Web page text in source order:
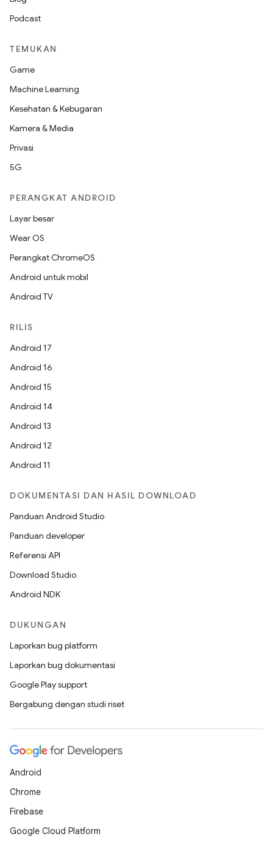
Podcast
TEMUKAN
Game
Machine Learning
Kesehatan & Kebugaran
Kamera & Media
Privasi
5G
PERANGKAT ANDROID
Layar besar
Wear OS
Perangkat ChromeOS
Android untuk mobil
Android TV
RILIS
Android 17
Android 16
Android 15
Android 14
Android 13
Android 12
Android 11
DOKUMENTASI DAN HASIL DOWNLOAD
Panduan Android Studio
Panduan developer
Referensi API
Download Studio
Android NDK
DUKUNGAN
Laporkan bug platform
Laporkan bug dokumentasi
Google Play support
Bergabung dengan studi riset
Android
Chrome
Firebase
Google Cloud Platform